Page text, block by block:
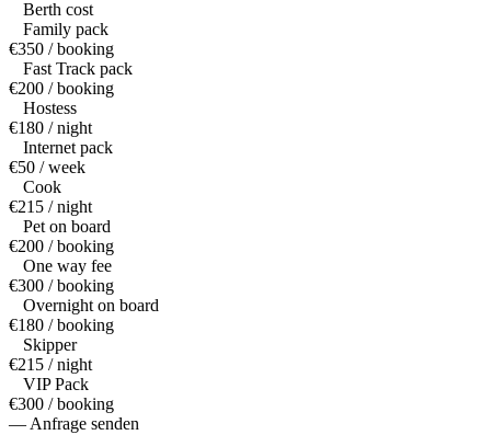
Berth cost
Family pack
€350 / booking
Fast Track pack
€200 / booking
Hostess
€180 / night
Internet pack
€50 / week
Cook
€215 / night
Pet on board
€200 / booking
One way fee
€300 / booking
Overnight on board
€180 / booking
Skipper
€215 / night
VIP Pack
€300 / booking
— Anfrage senden